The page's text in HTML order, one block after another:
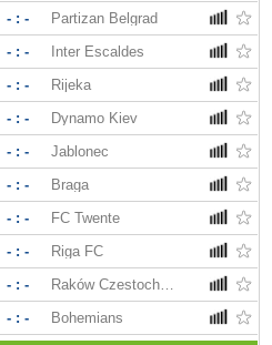
- : - Partizan Belgrad
- : - Inter Escaldes
- : - Rijeka
- : - Dynamo Kiev
- : - Jablonec
- : - Braga
- : - FC Twente
- : - Riga FC
- : - Raków Czestochowa
- : - Bohemians